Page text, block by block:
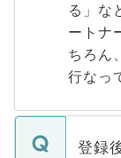
る」な
ートナ
ちろん
行なっ
登録